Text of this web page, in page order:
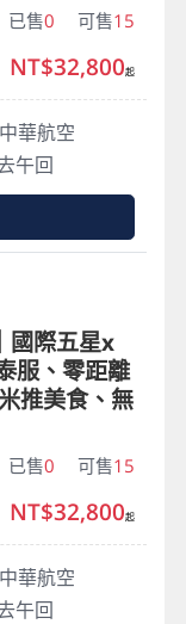
已售0 可售15
華航空
午回
NT$32,800起
國際五星x
服、零距離
推美食、無
已售0 可售15
華航空
午回
NT$32,800起